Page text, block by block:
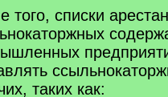
того, списки
таких как: